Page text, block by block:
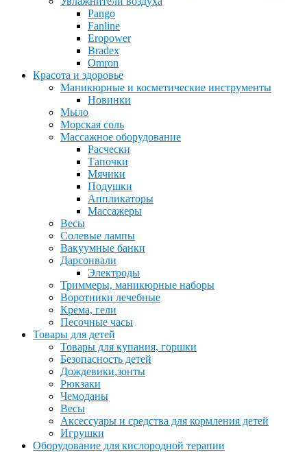
Pango
Fanline
Eropower
Bradex
Omron
Красота и здоровье
Маникюрные и косметические инструменты
Новинки
Мыло
Морская соль
Массажное оборудование
Расчески
Тапочки
Мячики
Подушки
Аппликаторы
Массажеры
Весы
Солевые лампы
Вакуумные банки
Дарсонвали
Электроды
Триммеры, маникюрные наборы
Воротники лечебные
Крема, гели
Песочные часы
Товары для детей
Товары для купания, горшки
Безопасность детей
Дождевики,зонты
Рюкзаки
Чемоданы
Весы
Аксессуары и средства для кормления детей
Игрушки
Оборудование для кислородной терапии